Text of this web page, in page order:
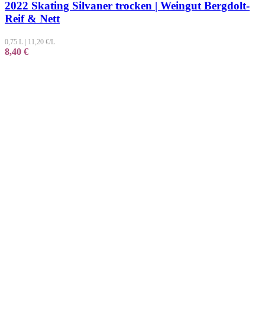
2022 Skating Silvaner trocken | Weingut Bergdolt-
Reif & Nett
0,75 L 11,20 €/L
8,40 €